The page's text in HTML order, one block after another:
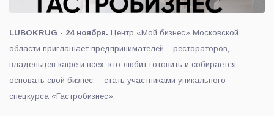
LUBOKRUG - 24 ноября. Центр «Мой бизнес» Московской
области приглашает предпринимателей – рестораторов,
владельцев кафе и всех, кто любит готовить и собирается
основать свой бизнес, – стать участниками уникального
спецкурса «Гастробизнес».